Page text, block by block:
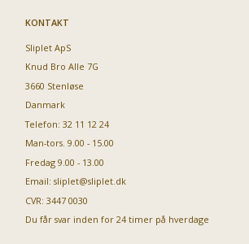
KONTAKT
Sliplet ApS
Knud Bro Alle 7G
3660 Stenløse
Danmark
Telefon: 32 11 12 24
Man-tors. 9.00 - 15.00
Fredag 9.00 - 13.00
Email: sliplet@sliplet.dk
CVR: 3447 0030
Du får svar inden for 24 timer på hverdage